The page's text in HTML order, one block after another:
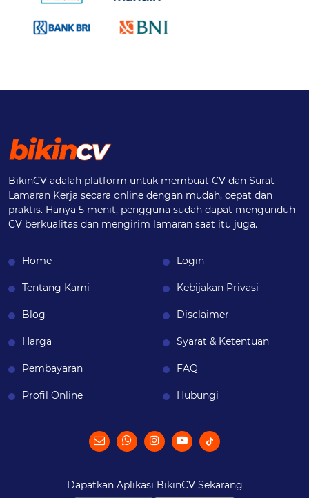
BikinCV adalah platform untuk membuat CV dan Surat
Lamaran Kerja secara online dengan mudah, cepat dan
praktis. Hanya 5 menit, pengguna sudah dapat mengunduh
CV berkualitas dan mengirim lamaran saat itu juga.
Home
Tentang Kami
Blog
Harga
Pembayaran
Profil Online
Login
Kebijakan Privasi
Disclaimer
Syarat & Ketentuan
FAQ
Hubungi
Dapatkan Aplikasi BikinCV Sekarang